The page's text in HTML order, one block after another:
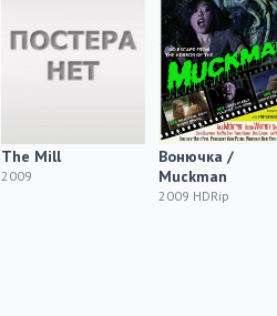
The Mill
2009
Вонючка /
Muckman
2009 HDRip